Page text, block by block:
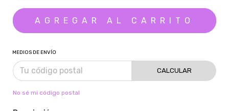
MEDIOS DE ENVÍO
CALCULAR
No sé mi código postal